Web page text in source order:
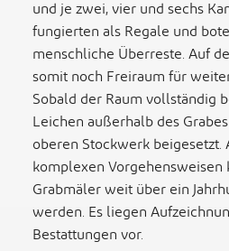
und je zwei, vier und sechs
fungierten als Regale und
menschliche Überreste. Auf
somit noch Freiraum für
Sobald der Raum vollständig
Leichen außerhalb des
oberen Stockwerk
komplexen Vorgehensweisen
Grabmäler weit über ein
werden. Es liegen
Bestattungen vor.